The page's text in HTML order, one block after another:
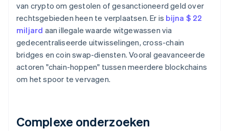
van crypto om gestolen of gesanctioneerd geld over
rechtsgebieden heen te verplaatsen. Er is bijna $ 22
miljard aan illegale waarde witgewassen via
gedecentraliseerde uitwisselingen, cross-chain
bridges en coin swap-diensten. Vooral geavanceerde
actoren "chain-hoppen" tussen meerdere blockchains
om het spoor te vervagen.
Complexe onderzoeken